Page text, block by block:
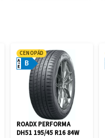
CENOPÁD
B
A
E
ROADX PERFORMA
DH51 195/45 R16 84W